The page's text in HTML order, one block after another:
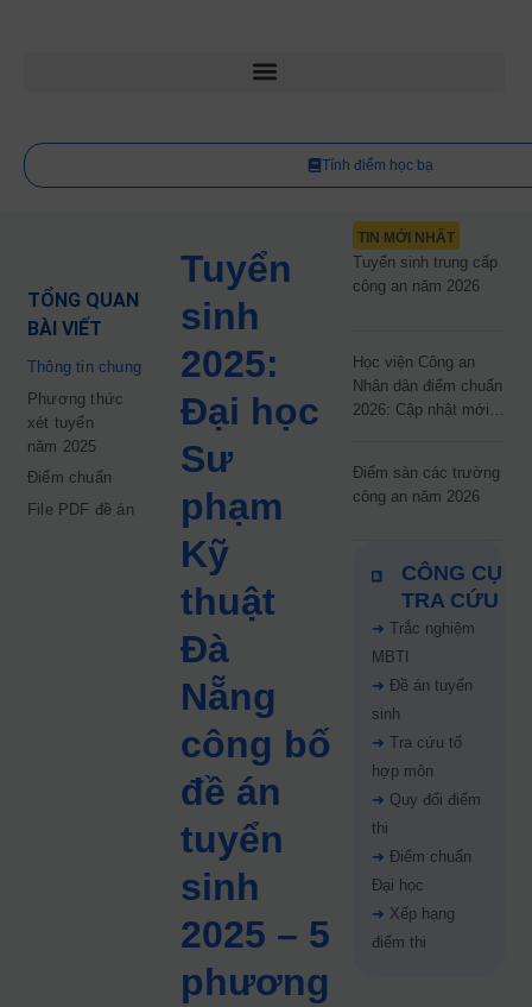
Tính điểm học bạ
TỔNG QUAN
BÀI VIẾT
Thông tin chung
Phương thức
xét tuyển
năm 2025
Điểm chuẩn
File PDF đề án
Tuyển
sinh
2025:
Đại học
Sư
phạm
Kỹ
thuật
Đà
Nẵng
công bố
đề án
tuyển
sinh
2025 – 5
phương
TIN MỚI NHẤT
Tuyển sinh trung cấp
công an năm 2026
Học viện Công an
Nhân dân điểm chuẩn
2026: Cập nhật mới
Điểm sàn các trường
công an năm 2026
CÔNG CỤ
TRA CỨU
➜ Trắc nghiệm
MBTI
➜ Đề án tuyển
sinh
➜ Tra cứu tổ
hợp môn
➜ Quy đổi điểm
thi
➜ Điểm chuẩn
Đại học
➜ Xếp hạng
điểm thi